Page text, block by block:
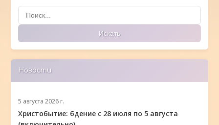
Поиск
Искать
Новости
5 августа 2026 г.
Христобытие: бдение с 28 июля по 5 августа